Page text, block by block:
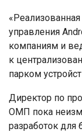
управления
компаниям и
к
парком
Директор по
ОМП пока
разработок для